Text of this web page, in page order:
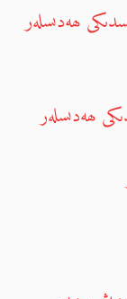
ھەدىسلەر
ھەدىسلەر